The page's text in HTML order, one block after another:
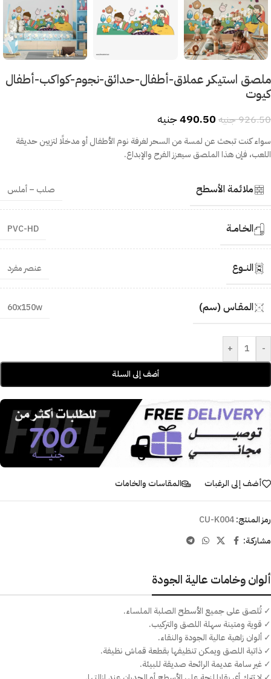
ملصق استيكر عملاق-أطفال-حدائق-نجوم-كواكب-أطفال
كيوت
926.50جنيه 490.50جنيه
سواء كنت تبحث عن لمسة من السحر لغرفة نوم الأطفال أو مدخلًا لتزيين حديقة
اللعب، فإن هذا الملصق سيعزز الفرح والإبداع.
ملائمة الأسطح صلب – أملس
الخـامــة PVC-HD
النــوع عنصر مفرد
المقـاس (سم) 60x150w
-
+
أضف إلى السلة
أضف إلى الرغبات المقاسات والخامات
رمز المنتج:CU-K004
مشاركـة:
ألوان وخامات عالية الجودة
✓ تُلصق على جميع الأسطح الصلبة الملساء.
✓ قوية ومتينة سهلة اللصق والتركيب.
✓ ألوان زاهية عالية الجودة والنقاء.
✓ ذاتية اللصق ويمكن تنظيفها بقطعة قماش نظيفة.
✓ غير سامة عديمة الرائحة صديقة للبيئة.